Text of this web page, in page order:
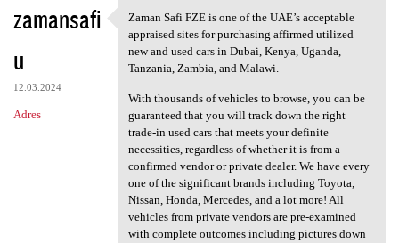
zamansafi
u
12.03.2024
Adres
Zaman Safi FZE is one of the
Zaman Safi FZE is one of the UAE’s acceptable
appraised sites for purchasing affirmed utilized
new and used cars in Dubai, Kenya, Uganda,
Tanzania, Zambia, and Malawi.
With thousands of vehicles to browse, you can be
guaranteed that you will track down the right
trade-in used cars that meets your definite
necessities, regardless of whether it is from a
confirmed vendor or private dealer. We have every
one of the significant brands including Toyota,
Nissan, Honda, Mercedes, and a lot more! All
vehicles from private vendors are pre-examined
with complete outcomes including pictures down